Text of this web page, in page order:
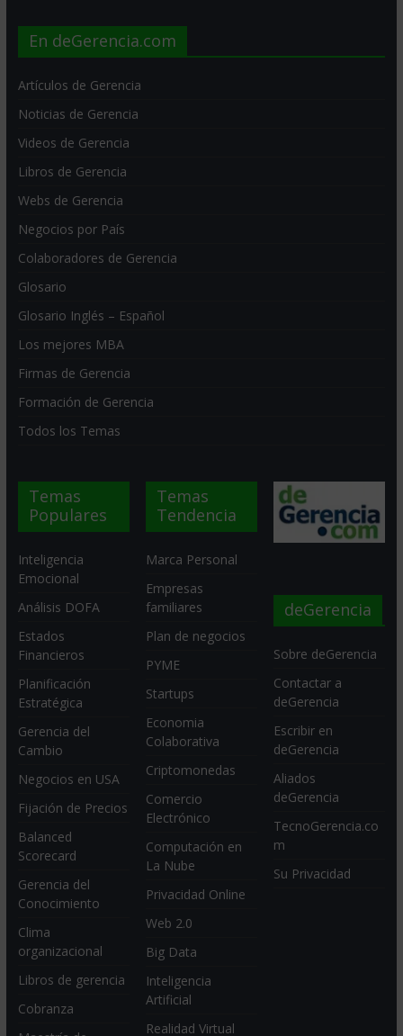
En deGerencia.com
Artículos de Gerencia
Noticias de Gerencia
Videos de Gerencia
Libros de Gerencia
Webs de Gerencia
Negocios por País
Colaboradores de Gerencia
Glosario
Glosario Inglés – Español
Los mejores MBA
Firmas de Gerencia
Formación de Gerencia
Todos los Temas
Temas
Populares
Inteligencia
Emocional
Análisis DOFA
Estados
Financieros
Planificación
Estratégica
Gerencia del
Cambio
Negocios en USA
Fijación de Precios
Balanced
Scorecard
Gerencia del
Conocimiento
Clima
organizacional
Libros de gerencia
Cobranza
Temas
Tendencia
Marca Personal
Empresas
familiares
Plan de negocios
PYME
Startups
Economia
Colaborativa
Criptomonedas
Comercio
Electrónico
Computación en
La Nube
Privacidad Online
Web 2.0
Big Data
Inteligencia
Artificial
Realidad Virtual
deGerencia
Sobre deGerencia
Contactar a
deGerencia
Escribir en
deGerencia
Aliados
deGerencia
TecnoGerencia.co
m
Su Privacidad